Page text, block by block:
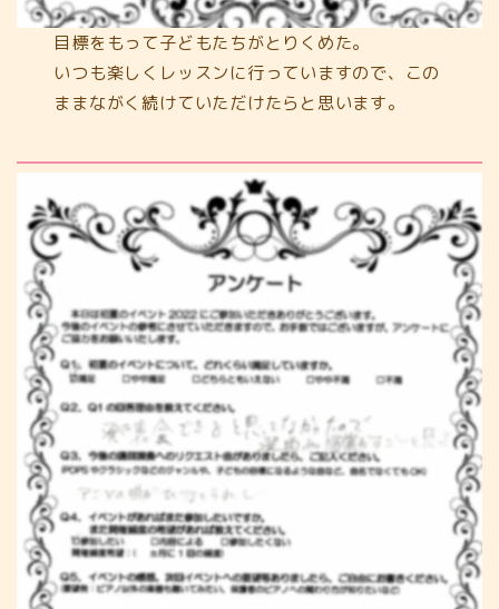
目標をもって子どもたちがとりくめた。
いつも楽しくレッスンに行っていますので、この
ままながく続けていただけたらと思います。